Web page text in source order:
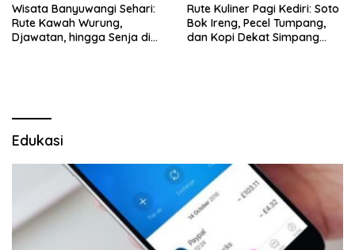
Wisata Banyuwangi Sehari:
Rute Kawah Wurung,
Djawatan, hingga Senja di
Rute Kuliner Pagi Kediri: Soto
Bok Ireng, Pecel Tumpang,
dan Kopi Dekat Simpang
Edukasi